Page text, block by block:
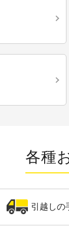
各種
引越しの